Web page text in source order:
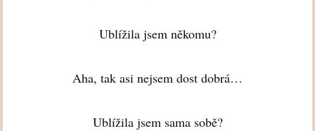
Ublížila jsem někomu?
Aha, tak asi nejsem dost dobrá…
Ublížila jsem sama sobě?